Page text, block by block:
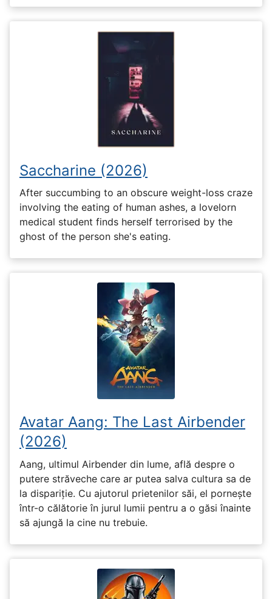
Saccharine (2026)
After succumbing to an obscure weight-loss craze
involving the eating of human ashes, a lovelorn
medical student finds herself terrorised by the
ghost of the person she's eating.
Avatar Aang: The Last Airbender
(2026)
Aang, ultimul Airbender din lume, află despre o
putere străveche care ar putea salva cultura sa de
la dispariție. Cu ajutorul prietenilor săi, el pornește
într-o călătorie în jurul lumii pentru a o găsi înainte
să ajungă la cine nu trebuie.